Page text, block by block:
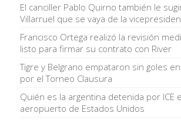
El canciller Pablo Quirno también le
Villarruel que se vaya de la
Francisco Ortega realizó la revisión
listo para firmar su contrato con River
Tigre y Belgrano empataron sin goles
por el Torneo Clausura
Quién es la argentina detenida por ICE
aeropuerto de Estados Unidos